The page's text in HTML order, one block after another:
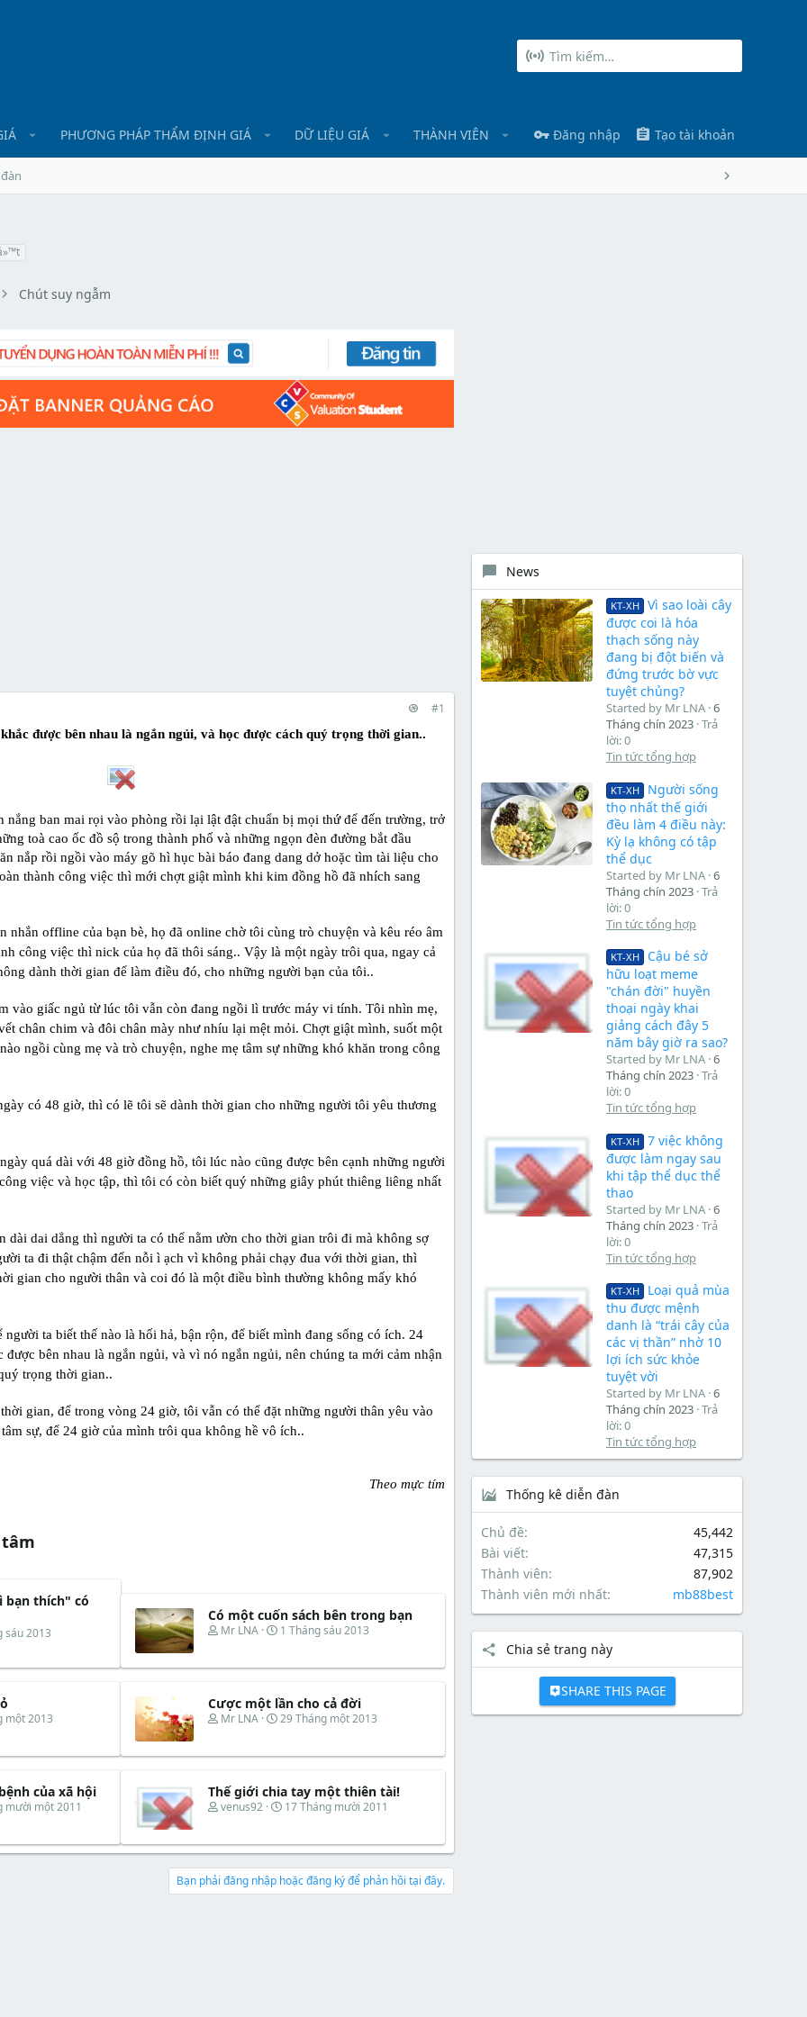
PHƯƠNG PHÁP THẨM ĐỊNH GIÁ DỮ LIỆU GIÁ THÀNH VIÊN Đăng nhập Tạo tài khoản
Chút suy ngẫm
#1
được bên nhau là ngắn ngủi, và học được cách quý trọng thời gian..
nắng ban mai rọi vào phòng rồi lại lật đật chuẩn bị mọi thứ để đến trường, trở
toà cao ốc đồ sộ trong thành phố và những ngọn đèn đường bắt đầu
nắp rồi ngồi vào máy gõ hì hục bài báo đang dang dở hoặc tìm tài liệu cho
thành công việc thì mới chợt giật mình khi kim đồng hồ đã nhích sang
nhắn offline của bạn bè, họ đã online chờ tôi cùng trò chuyện và kêu réo âm
công việc thì nick của họ đã thôi sáng.. Vậy là một ngày trôi qua, ngay cả
dành thời gian để làm điều đó, cho những người bạn của tôi..
vào giấc ngủ từ lúc tôi vẫn còn đang ngồi lì trước máy vi tính. Tôi nhìn mẹ,
chân chim và đôi chân mày như nhíu lại mệt mỏi. Chợt giật mình, suốt một
ngồi cùng mẹ và trò chuyện, nghe mẹ tâm sự những khó khăn trong công
có 48 giờ, thì có lẽ tôi sẽ dành thời gian cho những người tôi yêu thương
quá dài với 48 giờ đồng hồ, tôi lúc nào cũng được bên cạnh những người
việc và học tập, thì tôi có còn biết quý những giây phút thiêng liêng nhất
dài dai dẳng thì người ta có thể nằm ườn cho thời gian trôi đi mà không sợ
ta đi thật chậm đến nỗi ì ạch vì không phải chạy đua với thời gian, thì
gian cho người thân và coi đó là một điều bình thường không mấy khó
ta biết thế nào là hối hả, bận rộn, để biết mình đang sống có ích. 24
được bên nhau là ngắn ngủi, và vì nó ngắn ngủi, nên chúng ta mới cảm nhận
trọng thời gian..
gian, để trong vòng 24 giờ, tôi vẫn có thể đặt những người thân yêu vào
sự, để 24 giờ của mình trôi qua không hề vô ích..
Theo mực tím
bạn thích" có
sáu 2013
Có một cuốn sách bên trong bạn
T
e
d
s
r
e
r
Mr LNA
N
y
ắ
t
u
1 Tháng sáu 2013
một 2013
Cược một lần cho cả đời
T
e
d
s
r
e
r
Mr LNA
N
y
ắ
t
u
29 Tháng một 2013
của xã hội
mười một 2011
Thế giới chia tay một thiên tài!
T
e
d
s
venus92
N
y
ắ
t
17 Tháng mười 2011
Bạn phải đăng nhập hoặc đăng ký để phản hồi tại đây.
News
KT-XH
Vì sao loài cây
được coi là hóa
thạch sống này
đang bị đột biến và
đứng trước bờ vực
tuyệt chủng?
Started by Mr LNA 6
Tháng chín 2023 Trả
lời: 0
Tin tức tổng hợp
KT-XH
Người sống
thọ nhất thế giới
đều làm 4 điều này:
Kỳ lạ không có tập
thể dục
Started by Mr LNA 6
Tháng chín 2023 Trả
lời: 0
Tin tức tổng hợp
KT-XH
Cậu bé sở
hữu loạt meme
"chán đời" huyền
thoại ngày khai
giảng cách đây 5
năm bây giờ ra sao?
Started by Mr LNA 6
Tháng chín 2023 Trả
lời: 0
Tin tức tổng hợp
KT-XH
7 việc không
được làm ngay sau
khi tập thể dục thể
thao
Started by Mr LNA 6
Tháng chín 2023 Trả
lời: 0
Tin tức tổng hợp
KT-XH
Loại quả mùa
thu được mệnh
danh là “trái cây của
các vị thần” nhờ 10
lợi ích sức khỏe
tuyệt vời
Started by Mr LNA 6
Tháng chín 2023 Trả
lời: 0
Tin tức tổng hợp
Thống kê diễn đàn
Chủ đề
45,442
Bài viết
47,315
Thành viên
87,902
Thành viên mới nhất
mb88best
Chia sẻ trang này
SHARE THIS PAGE